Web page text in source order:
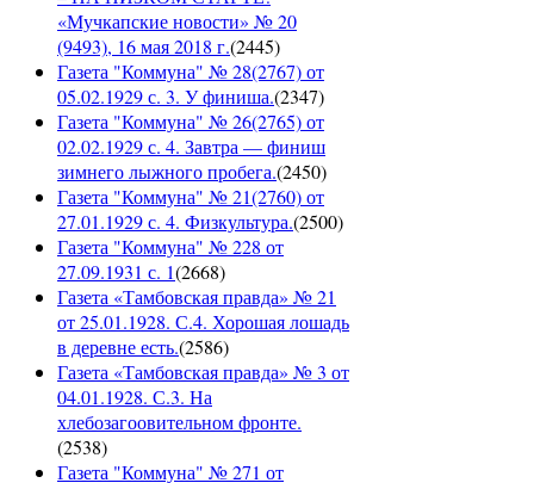
«Мучкапские новости» № 20
(9493), 16 мая 2018 г.(2445)
Газета "Коммуна" № 28(2767) от
05.02.1929 с. 3. У финиша.(2347)
Газета "Коммуна" № 26(2765) от
02.02.1929 с. 4. Завтра — финиш
зимнего лыжного пробега.(2450)
Газета "Коммуна" № 21(2760) от
27.01.1929 с. 4. Физкультура.(2500)
Газета "Коммуна" № 228 от
27.09.1931 с. 1(2668)
Газета «Тамбовская правда» № 21
от 25.01.1928. С.4. Хорошая лошадь
в деревне есть.(2586)
Газета «Тамбовская правда» № 3 от
04.01.1928. С.3. На
хлебозагоовительном фронте.
(2538)
Газета "Коммуна" № 271 от